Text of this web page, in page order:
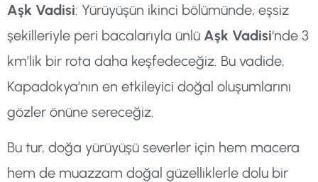
Aşk Vadisi: Yürüyüşün ikinci bölümünde, eşsiz
şekilleriyle peri bacalarıyla ünlü Aşk Vadisi‘nde 3
km’lik bir rota daha keşfedeceğiz. Bu vadide,
Kapadokya’nın en etkileyici doğal oluşumlarını
gözler önüne sereceğiz.
Bu tur, doğa yürüyüşü severler için hem macera
hem de muazzam doğal güzelliklerle dolu bir